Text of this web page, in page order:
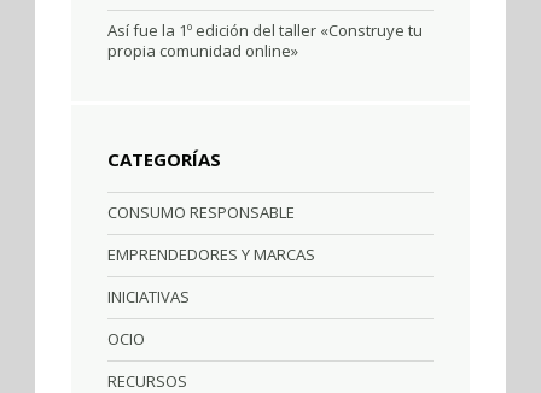
Así fue la 1º edición del taller «Construye tu
propia comunidad online»
CATEGORÍAS
CONSUMO RESPONSABLE
EMPRENDEDORES Y MARCAS
INICIATIVAS
OCIO
RECURSOS